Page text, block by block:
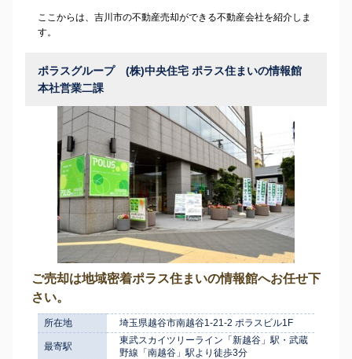
ここからは、吉川市の不動産売却ができる不動産会社を紹介しま
す。
ポラスグループ (株)中央住宅 ポラス住まいの情報館
本社営業二課
ご売却は地域密着ポラス住まいの情報館へお任せ下
さい。
所在地 埼玉県越谷市南越谷1-21-2 ポラスビル1F
最寄駅
東武スカイツリーライン「新越谷」駅・武蔵
野線「南越谷」駅より徒歩3分